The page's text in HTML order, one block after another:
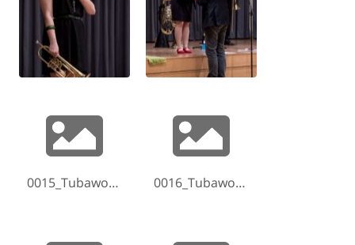
0015_Tubaworkshop-Hammelburg-2017-170519-210043.jpg 0016_Tubaworkshop-Hammelburg-2017-170520-155140.jpg